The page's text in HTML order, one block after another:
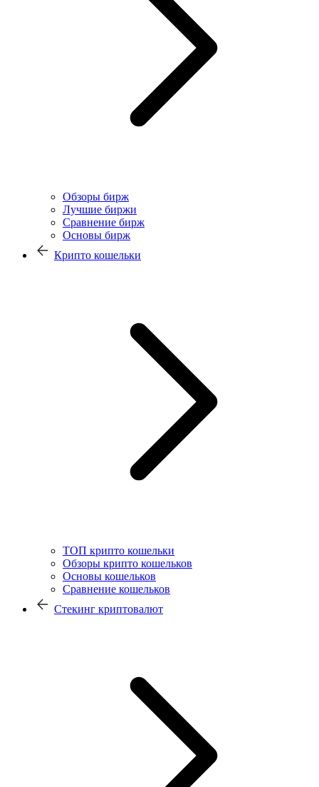
Обзоры бирж
Лучшие биржи
Сравнение бирж
Основы бирж
Крипто кошельки
ТОП крипто кошельки
Обзоры крипто кошельков
Основы кошельков
Сравнение кошельков
Стекинг криптовалют